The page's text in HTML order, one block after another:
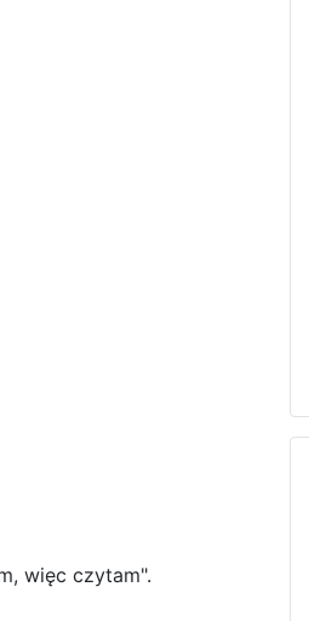
więc czytam".